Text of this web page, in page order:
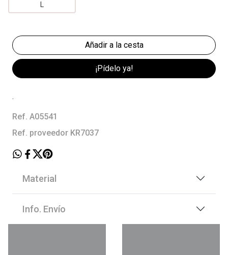
¡Pídelo ya!
.
Ref. A05541
Ref. proveedor KR7037
Material
Info. Envío